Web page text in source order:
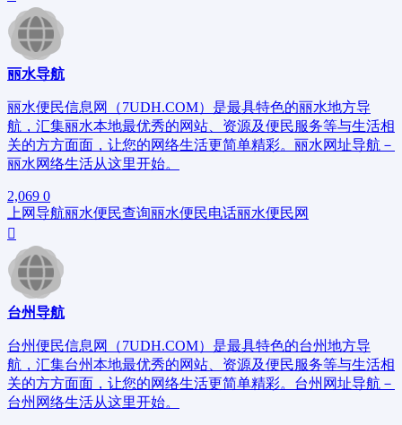
丽水导航
丽水便民信息网（7UDH.COM）是最具特色的丽水地方导
航，汇集丽水本地最优秀的网站、资源及便民服务等与生活相
关的方方面面，让您的网络生活更简单精彩。丽水网址导航－
丽水网络生活从这里开始。
2,069 0
上网导航丽水便民查询丽水便民电话丽水便民网
台州导航
台州便民信息网（7UDH.COM）是最具特色的台州地方导
航，汇集台州本地最优秀的网站、资源及便民服务等与生活相
关的方方面面，让您的网络生活更简单精彩。台州网址导航－
台州网络生活从这里开始。